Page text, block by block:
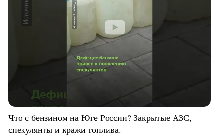
Что с бензином на Юге России? Закрытые АЗС,
спекулянты и кражи топлива.